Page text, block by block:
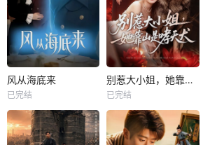
风从海底来
已完结
别惹大小姐，她靠山是哮天犬
已完结